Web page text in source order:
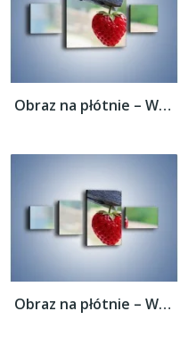
Obraz na płótnie – Wisząca truskawka –...
Obraz na płótnie – Wisząca truskawka –...